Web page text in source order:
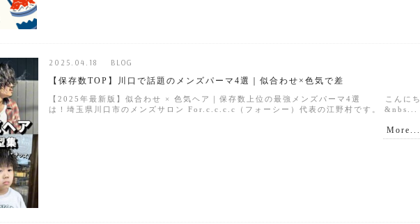
2025.04.18 BLOG
【保存数TOP】川口で話題のメンズパーマ4選｜似合わせ×色気で差
【2025年最新版】似合わせ × 色気ヘア｜保存数上位の最強メンズパーマ4選 こんにち
は！埼玉県川口市のメンズサロン For.c.c.c.c（フォーシー）代表の江野村です。 &nbs...
More...